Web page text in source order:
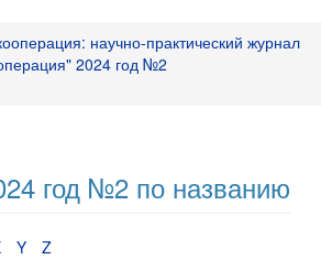
научно-практический журнал
2024 год №2
год №2 по названию
Y
Z